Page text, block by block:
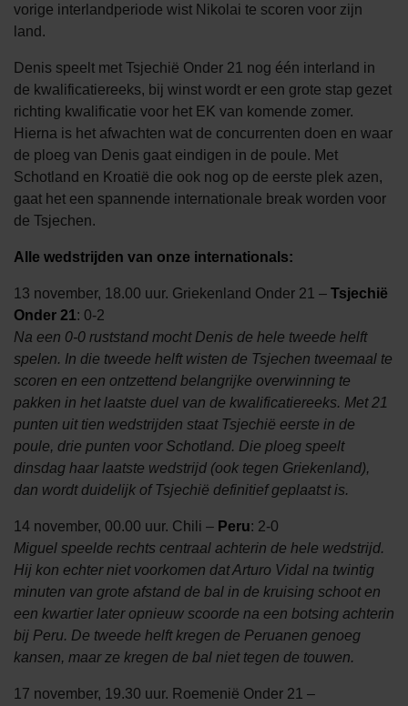
vorige interlandperiode wist Nikolai te scoren voor zijn
land.
Denis speelt met Tsjechië Onder 21 nog één interland in
de kwalificatiereeks, bij winst wordt er een grote stap gezet
richting kwalificatie voor het EK van komende zomer.
Hierna is het afwachten wat de concurrenten doen en waar
de ploeg van Denis gaat eindigen in de poule. Met
Schotland en Kroatië die ook nog op de eerste plek azen,
gaat het een spannende internationale break worden voor
de Tsjechen.
Alle wedstrijden van onze internationals:
13 november, 18.00 uur. Griekenland Onder 21 – Tsjechië
Onder 21: 0-2
Na een 0-0 ruststand mocht Denis de hele tweede helft
spelen. In die tweede helft wisten de Tsjechen tweemaal te
scoren en een ontzettend belangrijke overwinning te
pakken in het laatste duel van de kwalificatiereeks. Met 21
punten uit tien wedstrijden staat Tsjechië eerste in de
poule, drie punten voor Schotland. Die ploeg speelt
dinsdag haar laatste wedstrijd (ook tegen Griekenland),
dan wordt duidelijk of Tsjechië definitief geplaatst is.
14 november, 00.00 uur. Chili – Peru: 2-0
Miguel speelde rechts centraal achterin de hele wedstrijd.
Hij kon echter niet voorkomen dat Arturo Vidal na twintig
minuten van grote afstand de bal in de kruising schoot en
een kwartier later opnieuw scoorde na een botsing achterin
bij Peru. De tweede helft kregen de Peruanen genoeg
kansen, maar ze kregen de bal niet tegen de touwen.
17 november, 19.30 uur. Roemenië Onder 21 –